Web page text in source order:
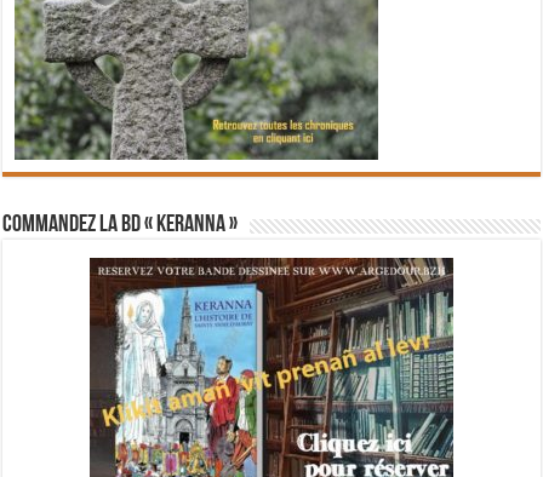
Commandez la BD « Keranna »